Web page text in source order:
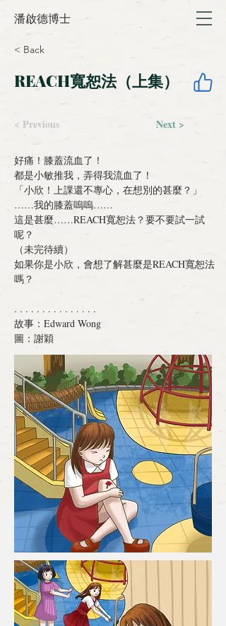
潘啟德博士
< Back
REACH寬恕法（上集）
< Previous Next >
好痛！膝蓋流血了！
都是小敏推我，弄得我流血了！
「小欣！上課還不專心，在想別的甚麼？」
……我的膝蓋嗚嗚……
這是甚麼……REACH寬恕法？要不要試一試
呢？
（未完待續）
如果你是小欣，會想了解甚麼是REACH寬恕法
嗎？
. . . . . . . . . . . . . . .
故事：Edward Wong
圖：謝穎